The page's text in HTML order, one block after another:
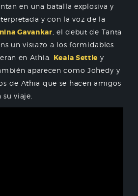
en una batalla explosiva y
y con la voz de la
Gavankar , el debut de Tanta
un vistazo a los formidables
en Athia. Keala Settle y
aparecen como Johedy y
de Athia que se hacen amigos
viaje.